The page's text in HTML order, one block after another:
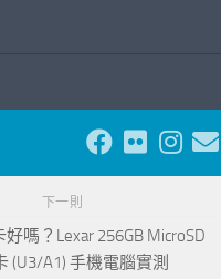
下一則
嗎？Lexar 256GB MicroSD
(U3/A1) 手機電腦實測